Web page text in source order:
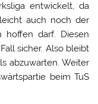
entwickelt, da
auch noch der
hoffen darf. Diesen
sicher. Also bleibt
abzuwarten. Weiter
beim TuS